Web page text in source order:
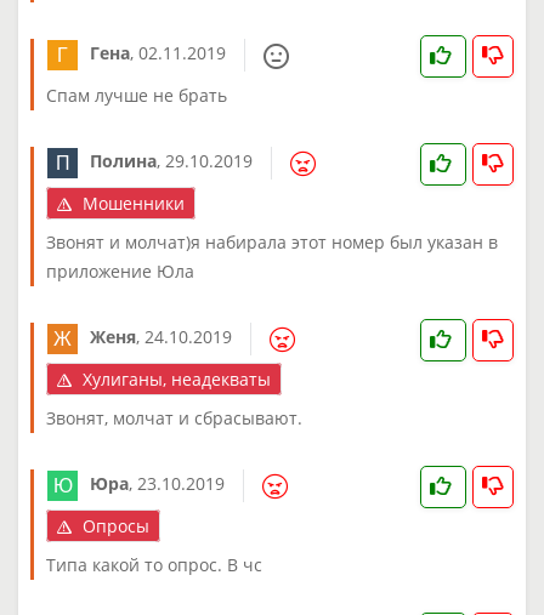
Гена, 02.11.2019
Спам лучше не брать
Полина, 29.10.2019
Мошенники
Звонят и молчат)я набирала этот номер был указан в
приложение Юла
Женя, 24.10.2019
Хулиганы, неадекваты
Звонят, молчат и сбрасывают.
Юра, 23.10.2019
Опросы
Типа какой то опрос. В чс